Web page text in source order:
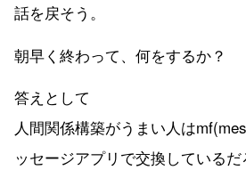
話を戻そう。
朝早く終わって、何をするか？
答えとして
人間関係構築がうまい人は
ッセージアプリで交換しているだ